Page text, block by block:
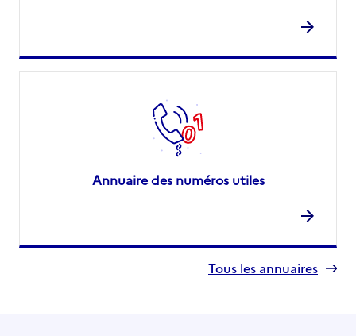
Annuaire des numéros utiles
Tous les annuaires